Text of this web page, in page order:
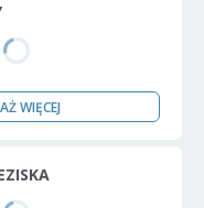
WIĘCEJ